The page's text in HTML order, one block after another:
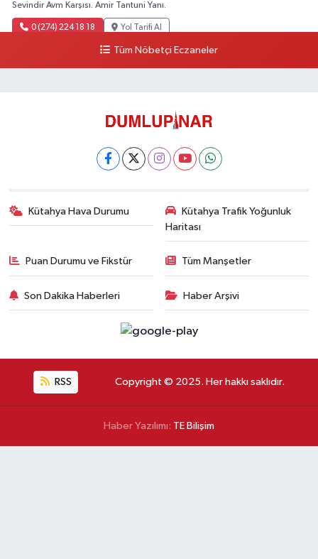
Sevindir Avm Karşısı. Amir Tantuni Yanı.
0 (274) 224 18 18 Yol Tarifi Al
Tüm Nöbetçi Eczaneler
Kütahya Hava Durumu
Kütahya Trafik Yoğunluk
Haritası
Puan Durumu ve Fikstür Tüm Manşetler
Son Dakika Haberleri Haber Arşivi
RSS Copyright © 2025. Her hakkı saklıdır.
Haber Yazılımı: TE Bilişim